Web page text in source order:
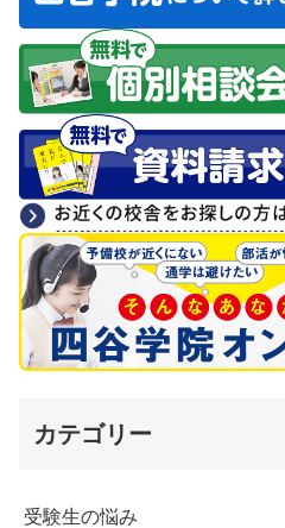
カテゴリー
受験生の悩み